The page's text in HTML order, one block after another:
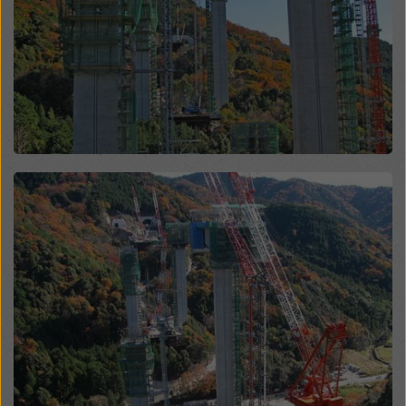
Open
modificando le vostre impostazioni dei cookie
cliccando su impostazioni dei cookie in fondo a questo
sito web e utilizzando le caselle di controllo
corrispondenti. Potete revocare il vostro consenso in
qualsiasi momento, con effetto futuro e senza
indicarne il motivo, cliccando suimpostazioni cookie
in fondo a questo sito web.
Potete trovare ulteriori informazioni sui nostri cookie
nella nostra informativa sulla privacy. Vi offriamo
inoltre la possibilità di selezionare i vostri cookie
(impostazioni avanzate dei cookie).